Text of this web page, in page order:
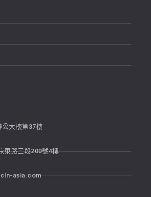
公大樓第37樓
東路三段200號4樓
asia.com